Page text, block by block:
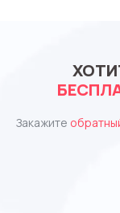
Закажите